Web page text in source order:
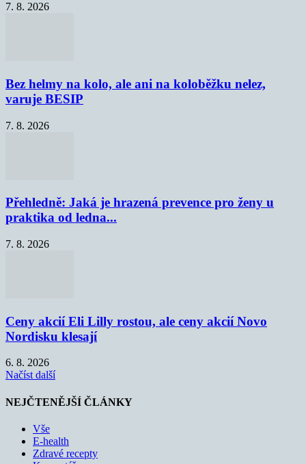
7. 8. 2026
Bez helmy na kolo, ale ani na koloběžku nelez,
varuje BESIP
7. 8. 2026
Přehledně: Jaká je hrazená prevence pro ženy u
praktika od ledna...
7. 8. 2026
Ceny akcií Eli Lilly rostou, ale ceny akcií Novo
Nordisku klesají
6. 8. 2026
Načíst další
NEJČTENĚJŠÍ ČLÁNKY
Vše
E-health
Zdravé recepty